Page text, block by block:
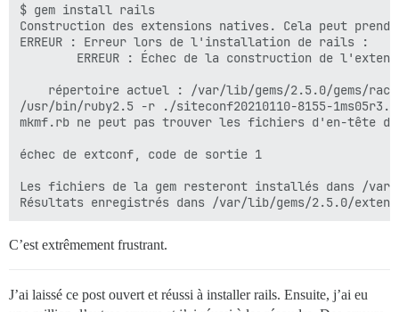
$ gem install rails
Construction des extensions natives. Cela peut
ERREUR : Erreur lors de l'installation de rails :
ERREUR : Échec de la construction de
répertoire actuel : /var/lib/gems/2.5.0/gems/
/usr/bin/ruby2.5 -r ./siteconf20210110-8155-
mkmf.rb ne peut pas trouver les fichiers d'en-tête
échec de extconf, code de sortie 1
Les fichiers de la gem resteront installés dans /
C’est extrêmement frustrant.
J’ai laissé ce post ouvert et réussi à installer rails. Ensuite, j’ai eu